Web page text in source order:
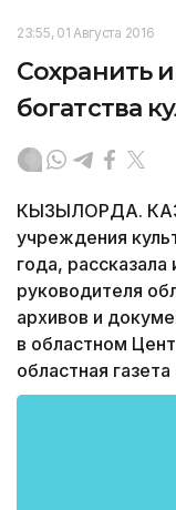
23:55, 01 Августа 2016
Сохранить
богатства
КЫЗЫЛОРДА.
учреждения
года,
руководителя
архивов и
в областном
областная